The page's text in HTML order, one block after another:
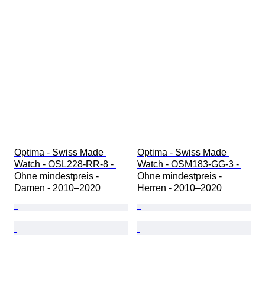
Optima - Swiss Made
Watch - OSL228-RR-8 -
Ohne mindestpreis -
Damen - 2010–2020
Optima - Swiss Made
Watch - OSM183-GG-3 -
Ohne mindestpreis -
Herren - 2010–2020